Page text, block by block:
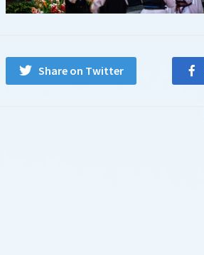
Share on Twitter